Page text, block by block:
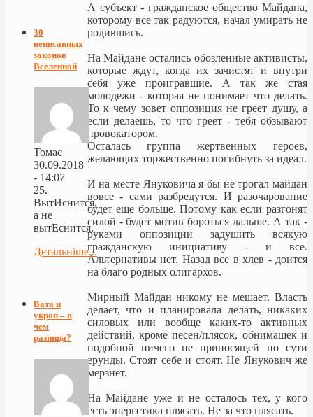
А субъект - гражданское общество Майдана,
которому все так радуются, начал умирать не
родившись.
На Майдане остались обозленные активисты,
которые ждут, когда их зачистят и внутри
себя уже проигравшие. А так же стая
молодежи - которая не понимает что делать.
То к чему зовет оппозиция не греет душу, а
если делаешь, то что греет - тебя обзывают
провокатором.
Осталась группа жертвенных героев,
желающих торжественно погибнуть за идеал.
И на месте Януковича я бы не трогал майдан
вовсе - сами разбредутся. И разочарование
будет еще больше. Потому как если разгонят
силой - будет мотив бороться дальше. А так -
руками оппозиции задушить всякую
гражданскую инициативу - и все.
Альтернативы нет. Назад все в хлев - доится
на благо родных олигархов.
Мирный Майдан никому не мешает. Власть
делает, что и планировала делать, никаких
силовых или вообще каких-то активных
действий, кроме песен/плясок, обнимашек и
подобной ничего не приносящей по сути
ерунды. Стоят себе и стоят. Не Янукович же
мерзнет.
На Майдане уже и не осталось тех, у кого
есть энергетика плясать. Не за что плясать.
30
неписанных
законов
Вселенной
Томас
30.09.2018
- 14:07
25.
ВытИснится,
а не
вытЕснится.
Детальніше...
Вата и
укроп – в
чем
разница?